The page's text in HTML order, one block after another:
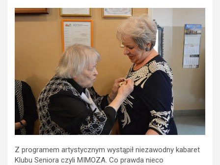
Z programem artystycznym wystąpił niezawodny kabaret
Klubu Seniora czyli MIMOZA. Co prawda nieco